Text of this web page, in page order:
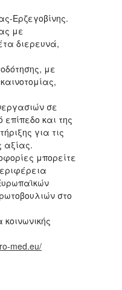
Ερζεγοβίνης.
με
διερευνά,
με
σε
επίπεδο και της
για τις
αξίας.
μπορείτε
στο
med.eu/